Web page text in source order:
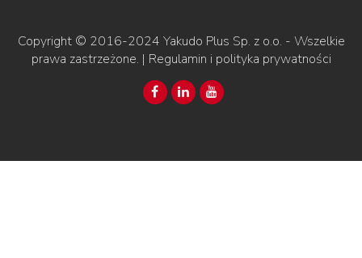
Copyright © 2016-2024 Yakudo Plus Sp. z o.o. - Wszelkie
prawa zastrzeżone. | Regulamin i polityka prywatności